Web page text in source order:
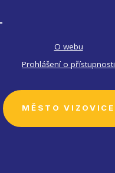
O webu
Prohlášení o přístupnosti
MĚSTO VIZOVICE